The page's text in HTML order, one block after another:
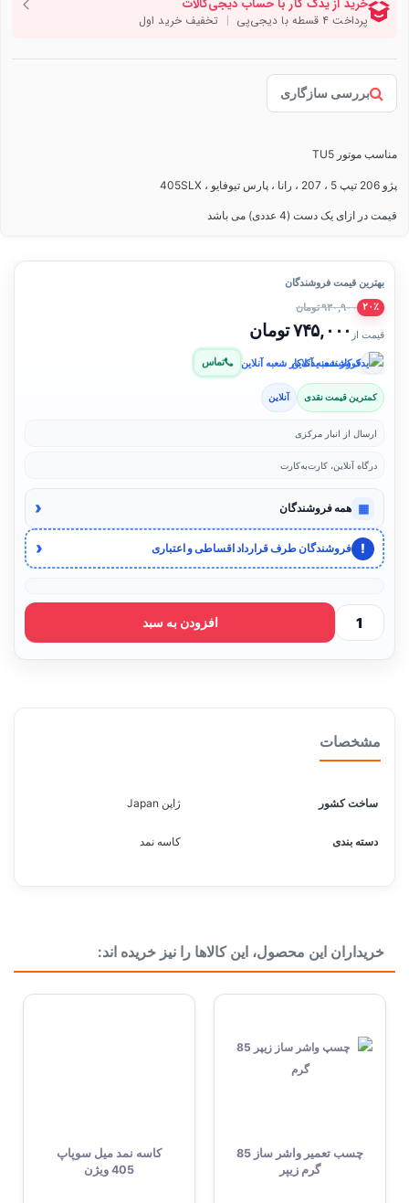
بررسی سازگاری
مناسب موتور TU5
پژو 206 تیپ 5 ، 207 ، رانا ، پارس تیوفایو ، 405SLX
قیمت در ازای یک دست (4 عددی) می باشد
بهترین قیمت فروشندگان
۲۰٪ ۹۳۰,۹۰۰ تومان
قیمت از ۷۴۵,۰۰۰ تومان
فروشنده: یدک‌کار شعبه آنلاین تماس
کمترین قیمت نقدی آنلاین
ارسال از انبار مرکزی
درگاه آنلاین، کارت‌به‌کارت
▦ همه فروشندگان ‹
! فروشندگان طرف قرارداد اقساطی و اعتباری ‹
افزودن به سبد
مشخصات
ساخت کشور ژاپن Japan
دسته بندی کاسه نمد
خریداران این محصول، این کالاها را نیز خریده اند:
چسب تعمیر واشر ساز 85
گرم زیپر
کاسه نمد میل سوپاپ
405 ویژن